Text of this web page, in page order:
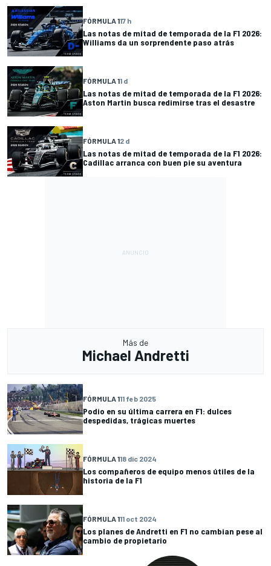
FÓRMULA 117 h
Las notas de mitad de temporada de la F1 2026:
Williams da un sorprendente paso atrás
FÓRMULA 11 d
Las notas de mitad de temporada de la F1 2026:
Aston Martin busca redimirse tras el desastre
FÓRMULA 12 d
Las notas de mitad de temporada de la F1 2026:
Cadillac arranca con buen pie su aventura
Más de
Michael Andretti
FÓRMULA 111 feb 2025
Podio en su última carrera en F1: dulces
despedidas, trágicas muertes
FÓRMULA 118 dic 2024
Los compañeros de equipo menos útiles de la
historia de la F1
FÓRMULA 111 oct 2024
Los planes de Andretti en F1 no cambian pese al
cambio de propietario